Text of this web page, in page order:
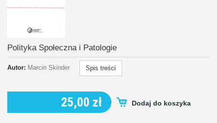
Polityka Społeczna i Patologie
Autor: Marcin Skinder Spis treści
25,00 zł Dodaj do koszyka